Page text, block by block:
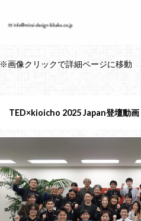
※画像クリックで詳細ページに移動
TED×kioicho 2025 Japan登壇動画